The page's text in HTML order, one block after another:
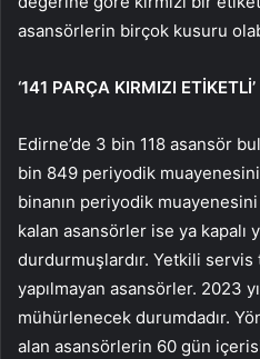
asansörlerin birçok kusuru
‘141 PARÇA KIRMIZI ETİKETLİ’
Edirne’de 3 bin 118 asansör
bin 849 periyodik
binanın periyodik
kalan asansörler ise ya kapalı
durdurmuşlardır. Yetkili servis
yapılmayan asansörler. 2023
mühürlenecek durumdadır.
alan asansörlerin 60 gün